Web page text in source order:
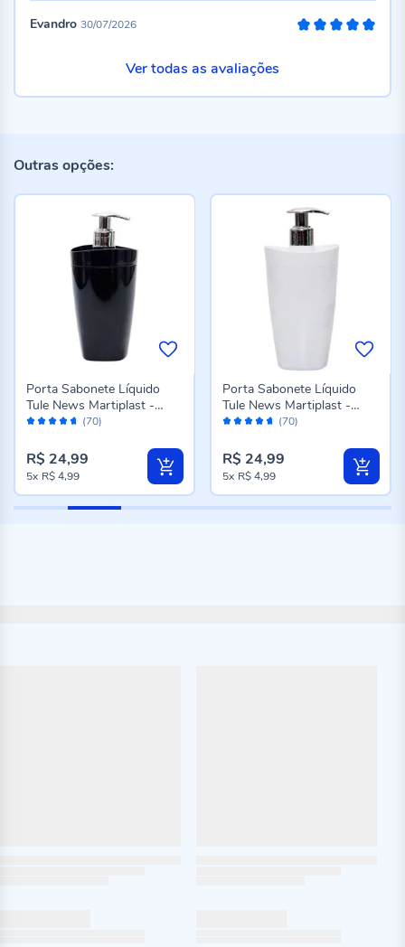
Evandro 30/07/2026
Ver todas as avaliações
Outras opções:
Avaliação: (70)
Porta Sabonete Líquido
Tule News Martiplast -
Preto
R$ 24,99
5x R$ 4,99
Avaliação: (70)
Porta Sabonete Líquido
Tule News Martiplast -
Branco
R$ 24,99
5x R$ 4,99